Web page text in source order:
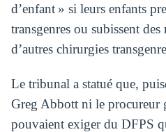
d’enfant » si leurs enfants
transgenres ou subissent
d’autres chirurgies
Le tribunal a statué que,
Greg Abbott ni le procureur
pouvaient exiger du DFPS